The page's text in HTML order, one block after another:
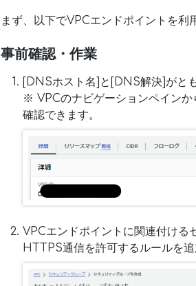
まず、以下でVPCエンドポイントを利
事前確認・作業
[DNSホスト名]と[DNS解決]がと
※ VPCのナビゲーションペインか
確認できます。
VPCエンドポイントに関連付ける
HTTPS通信を許可するルールを追